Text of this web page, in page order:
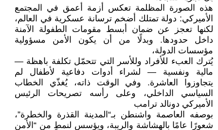
هذه الصورة المظلمة تعكس أزمة أعمق في المجتمع
الأميركي: دولة تمتلك أضخم ترسانة عسكرية في العالم،
لكنها تعجز عن ضمان أبسط مقومات الطفولة الآمنة
داخل حدودها. وبدلًا من أن يكون الأمن مسؤولية
مؤسسات الدولة،
يُترك العبء للأفراد وللأسر التي تتحمّل تكلفة باهظة —
مالية ونفسية — لشراء أدوات دفاعية لأطفال لم
يتجاوزوا العاشرة. وفي الوقت ذاته، يُغذّي الخطاب
السياسي الداخلي، وعلى رأسه تصريحات الرئيس
الأميركي دونالد ترامب
بوصفه العاصمة واشنطن بـ“المدينة القذرة والخطرة”،
شعورًا عامًا بالهشاشة والريبة، ويؤسس لنمطٍ من “الأمن